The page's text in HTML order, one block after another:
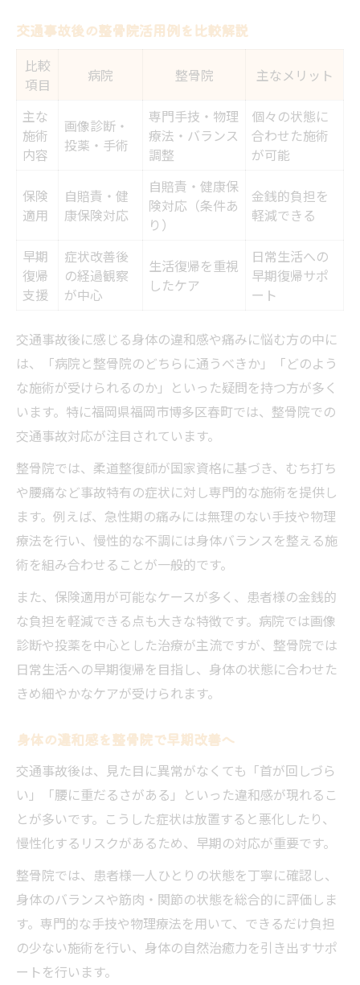
アクセス良好な整骨院の見極め方
予約制整骨院のメリットと注意点
国家資格者がいる整骨院の安心感
痛み改善なら整骨院による丁寧な施術へ
整骨院施術メニューの特徴を一覧で解説
症状別に異なる整骨院の施術内容
痛み軽減を目指す整骨院の工夫とは
丁寧なカウンセリングで施術計画提案
身体ケアを重視した整骨院の交通事故対策
交通事故対策で整骨院が行う主な施術
事故後のケアに最適な整骨院の選び方
整骨院の施術で心身リフレッシュ
早期回復を目指す整骨院の工夫
事故後の不安を減らす整骨院でのサポート体制
整骨院のサポート内容比較表
事故後サポートで整骨院ができること
保険手続きも整骨院がしっかり支援
整骨院での相談体制とその安心感
通院負担を減らす整骨院の工夫とは
整骨院通院による後遺症予防の秘訣を解説
後遺症予防に役立つ整骨院通院計画例
整骨院通院で後遺症リスクが減る理由
むち打ち後の整骨院ケアの重要性
セルフケアと整骨院の併用効果
交通事故後の整骨院活用例を比較解説
比較
項目
病院 整骨院 主なメリット
主な
施術
内容
画像診断・
投薬・手術
専門手技・物理
療法・バランス
調整
個々の状態に
合わせた施術
が可能
保険
適用
自賠責・健
康保険対応
自賠責・健康保
険対応（条件あ
り）
金銭的負担を
軽減できる
早期
復帰
支援
症状改善後
の経過観察
が中心
生活復帰を重視
したケア
日常生活への
早期復帰サポ
ート
交通事故後に感じる身体の違和感や痛みに悩む方の中に
は、「病院と整骨院のどちらに通うべきか」「どのよう
な施術が受けられるのか」といった疑問を持つ方が多く
います。特に福岡県福岡市博多区春町では、整骨院での
交通事故対応が注目されています。
整骨院では、柔道整復師が国家資格に基づき、むち打ち
や腰痛など事故特有の症状に対し専門的な施術を提供し
ます。例えば、急性期の痛みには無理のない手技や物理
療法を行い、慢性的な不調には身体バランスを整える施
術を組み合わせることが一般的です。
また、保険適用が可能なケースが多く、患者様の金銭的
な負担を軽減できる点も大きな特徴です。病院では画像
診断や投薬を中心とした治療が主流ですが、整骨院では
日常生活への早期復帰を目指し、身体の状態に合わせた
きめ細やかなケアが受けられます。
身体の違和感を整骨院で早期改善へ
交通事故後は、見た目に異常がなくても「首が回しづら
い」「腰に重だるさがある」といった違和感が現れるこ
とが多いです。こうした症状は放置すると悪化したり、
慢性化するリスクがあるため、早期の対応が重要です。
整骨院では、患者様一人ひとりの状態を丁寧に確認し、
身体のバランスや筋肉・関節の状態を総合的に評価しま
す。専門的な手技や物理療法を用いて、できるだけ負担
の少ない施術を行い、身体の自然治癒力を引き出すサポ
ートを行います。